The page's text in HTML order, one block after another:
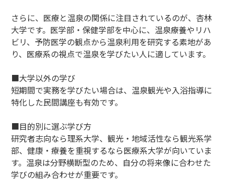
さらに、医療と温泉の関係に注目されているのが、杏林
大学です。医学部・保健学部を中心に、温泉療養やリハ
ビリ、予防医学の観点から温泉利用を研究する素地があ
り、医療系の視点で温泉を学びたい人に適しています。
■大学以外の学び
短期間で実務を学びたい場合は、温泉観光や入浴指導に
特化した民間講座も有効です。
■目的別に選ぶ学び方
研究者志向なら理系大学、観光・地域活性なら観光系学
部、健康・療養を重視するなら医療系大学が向いていま
す。温泉は分野横断型のため、自分の将来像に合わせた
学びの組み合わせが重要です。